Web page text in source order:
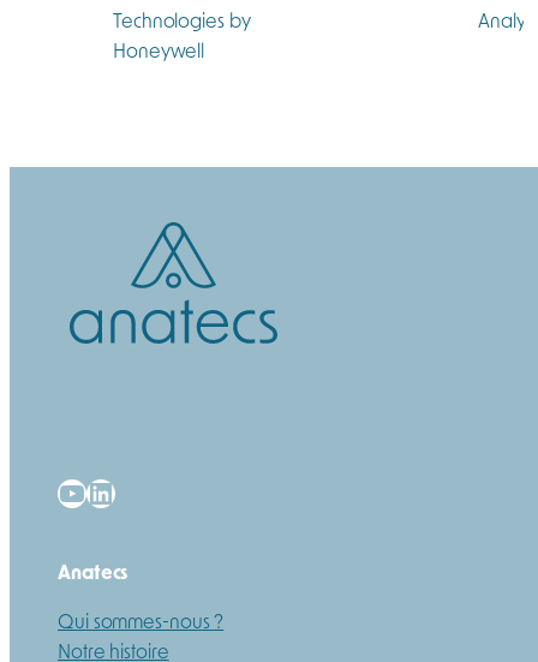
YouTube
LinkedIn
Anatecs
Qui sommes-nous ?
Notre histoire